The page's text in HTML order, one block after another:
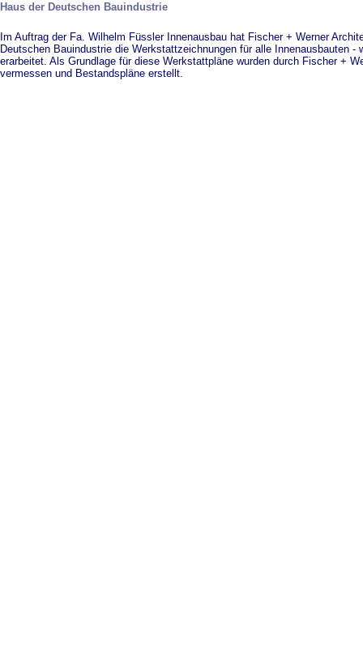
Haus der Deutschen Bauindustrie
Im Auftrag der Fa. Wilhelm Füssler Innenausbau hat Fischer + Werner
Deutschen Bauindustrie die Werkstattzeichnungen für alle Innenausbauten -
erarbeitet. Als Grundlage für diese Werkstattpläne wurden durch Fischer +
vermessen und Bestandspläne erstellt.